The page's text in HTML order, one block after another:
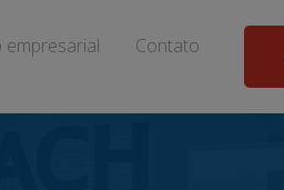
empresarial
Contato